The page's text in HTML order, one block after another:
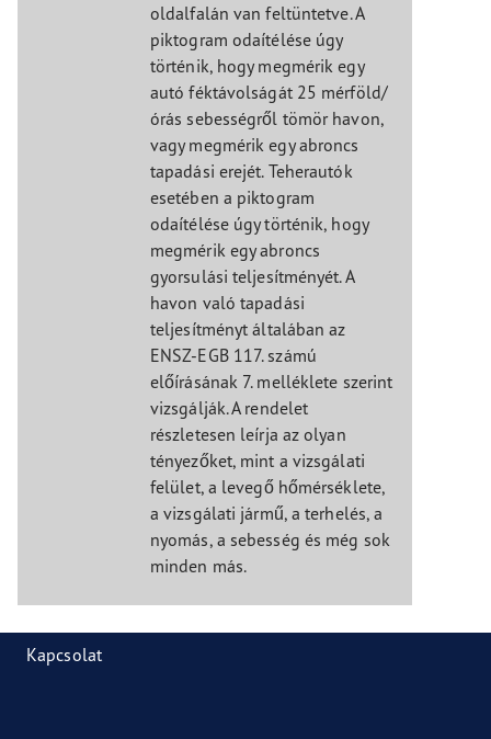
oldalfalán van feltüntetve. A
piktogram odaítélése úgy
történik, hogy megmérik egy
autó féktávolságát 25 mérföld/
órás sebességről tömör havon,
vagy megmérik egy abroncs
tapadási erejét. Teherautók
esetében a piktogram
odaítélése úgy történik, hogy
megmérik egy abroncs
gyorsulási teljesítményét. A
havon való tapadási
teljesítményt általában az
ENSZ-EGB 117. számú
előírásának 7. melléklete szerint
vizsgálják. A rendelet
részletesen leírja az olyan
tényezőket, mint a vizsgálati
felület, a levegő hőmérséklete,
a vizsgálati jármű, a terhelés, a
nyomás, a sebesség és még sok
minden más.
Kapcsolat